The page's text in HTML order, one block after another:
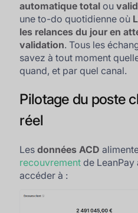
automatique total ou
une to-do quotidienne où
les relances du jour en
validation. Tous les
savez à tout moment
quand, et par quel canal.
Pilotage du poste
réel
Lesdonnées ACD
recouvrement de
accéder à :